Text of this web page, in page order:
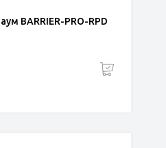
BARRIER-PRO-RPD